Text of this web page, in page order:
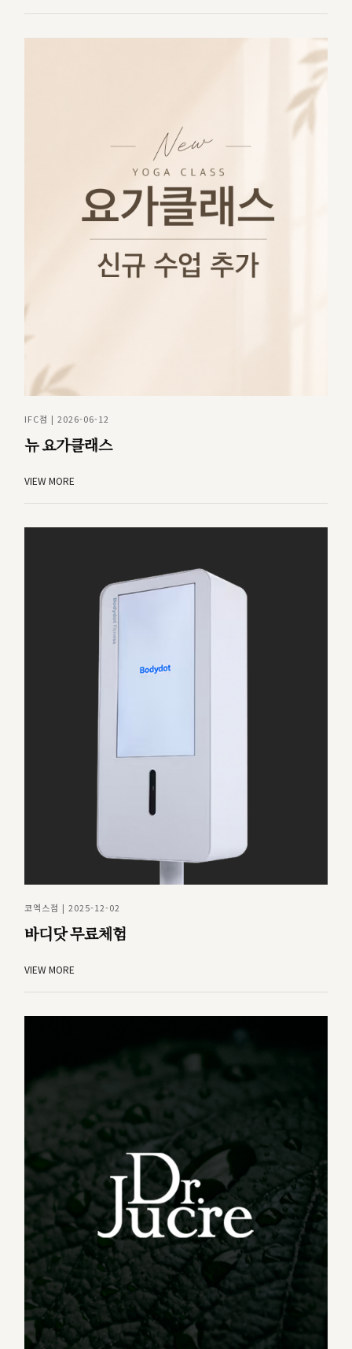
IFC점 | 2026-06-12
뉴 요가클래스
VIEW MORE
코엑스점 | 2025-12-02
바디닷 무료체험
VIEW MORE